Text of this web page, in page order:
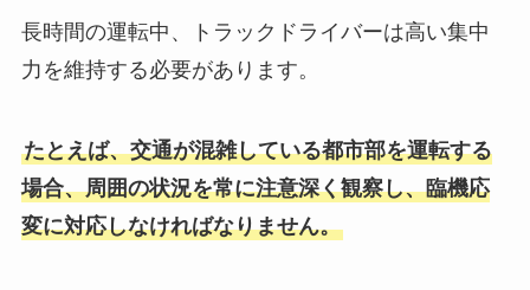
長時間の運転中、トラックドライバーは高い集中
力を維持する必要があります。
たとえば、交通が混雑している都市部を運転する
場合、周囲の状況を常に注意深く観察し、臨機応
変に対応しなければなりません。